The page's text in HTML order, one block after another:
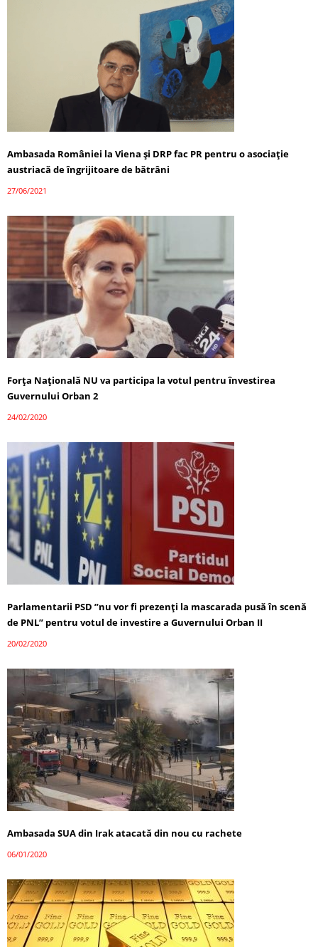
Ambasada României la Viena și DRP fac PR pentru o asociație
austriacă de îngrijitoare de bătrâni
27/06/2021
Forța Națională NU va participa la votul pentru învestirea
Guvernului Orban 2
24/02/2020
Parlamentarii PSD ”nu vor fi prezenţi la mascarada pusă în scenă
de PNL” pentru votul de investire a Guvernului Orban II
20/02/2020
Ambasada SUA din Irak atacată din nou cu rachete
06/01/2020